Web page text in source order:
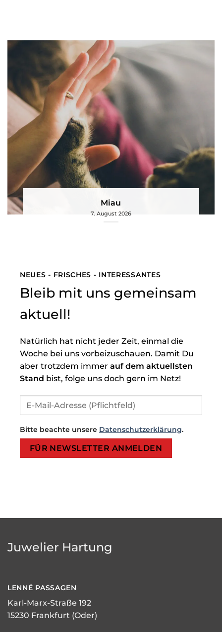
Miau
7. August 2026
NEUES - FRISCHES - INTERESSANTES
Bleib mit uns gemeinsam
aktuell!
Natürlich hat nicht jeder Zeit, einmal die
Woche bei uns vorbeizuschauen. Damit Du
aber trotzdem immer auf dem aktuellsten
Stand bist, folge uns doch gern im Netz!
Bitte beachte unsere Datenschutzerklärung.
Bitte lasse dieses Feld leer.
Bitte lasse dieses Feld leer.
Juwelier Hartung
LENNÉ PASSAGEN
Karl-Marx-Straße 192
15230 Frankfurt (Oder)